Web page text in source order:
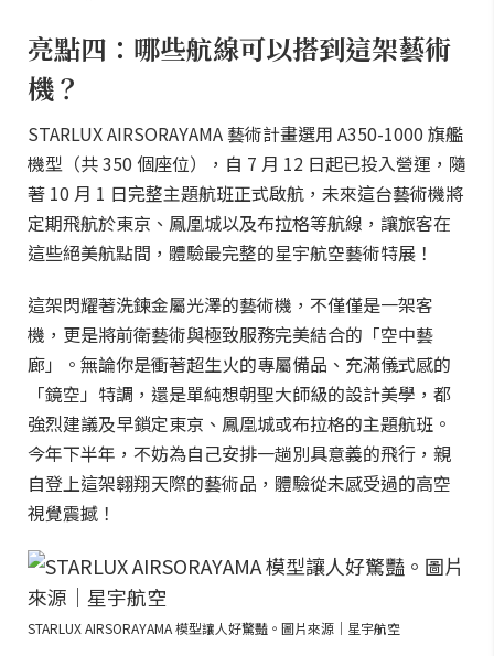
亮點四：哪些航線可以搭到這架藝術
機？
STARLUX AIRSORAYAMA 藝術計畫選用 A350-1000 旗艦
機型（共 350 個座位），自 7 月 12 日起已投入營運，隨
著 10 月 1 日完整主題航班正式啟航，未來這台藝術機將
定期飛航於東京、鳳凰城以及布拉格等航線，讓旅客在
這些絕美航點間，體驗最完整的星宇航空藝術特展！
這架閃耀著洗鍊金屬光澤的藝術機，不僅僅是一架客
機，更是將前衛藝術與極致服務完美結合的「空中藝
廊」。無論你是衝著超生火的專屬備品、充滿儀式感的
「鏡空」特調，還是單純想朝聖大師級的設計美學，都
強烈建議及早鎖定東京、鳳凰城或布拉格的主題航班。
今年下半年，不妨為自己安排一趟別具意義的飛行，親
自登上這架翱翔天際的藝術品，體驗從未感受過的高空
視覺震撼！
STARLUX AIRSORAYAMA 模型讓人好驚豔。圖片來源｜星宇航空